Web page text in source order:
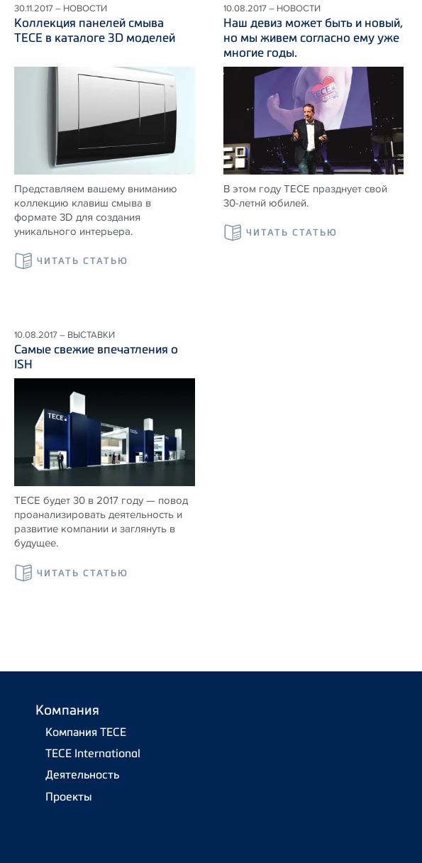
30.11.2017 – НОВОСТИ
Коллекция панелей смыва
ТЕСЕ в каталоге 3D моделей
Представляем вашему вниманию
коллекцию клавиш смыва в
формате 3D для создания
уникального интерьера.
ЧИТАТЬ СТАТЬЮ
10.08.2017 – НОВОСТИ
Наш девиз может быть и новый,
но мы живем согласно ему уже
многие годы.
В этом году ТЕСЕ празднует свой
30-летнй юбилей.
ЧИТАТЬ СТАТЬЮ
10.08.2017 – ВЫСТАВКИ
Самые свежие впечатления о
ISH
TECE будет 30 в 2017 году — повод
проанализировать деятельность и
развитие компании и заглянуть в
будущее.
ЧИТАТЬ СТАТЬЮ
Компания
Компания TECE
TECE International
Деятельность
Проекты